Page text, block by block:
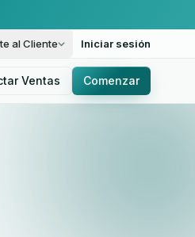
al Cliente Iniciar sesión
Ventas Comenzar